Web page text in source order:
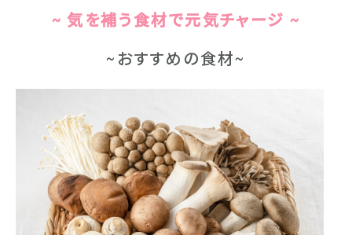
~ 気を補う食材で元気チャージ ~
~おすすめの食材~